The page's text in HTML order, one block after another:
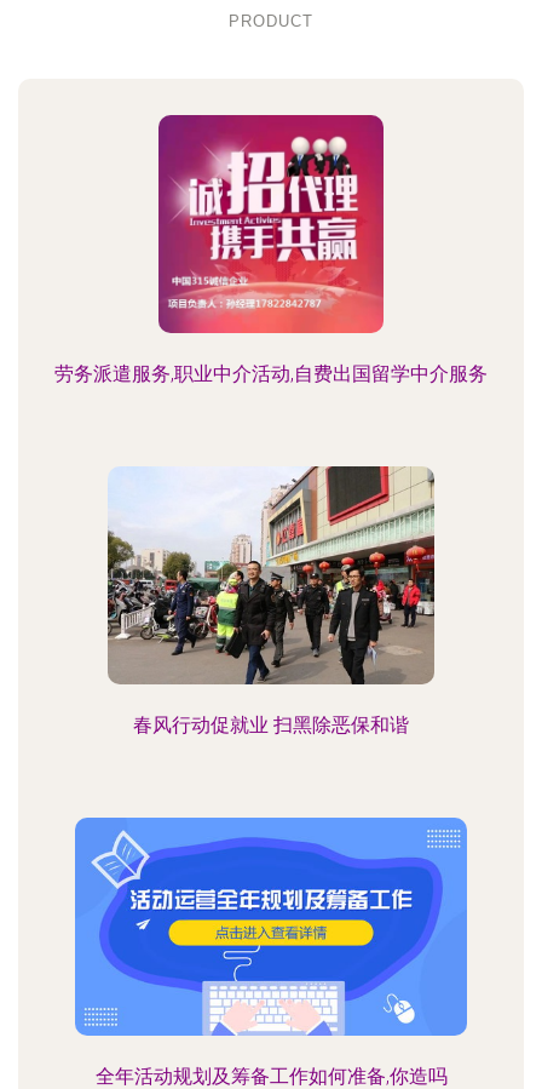
PRODUCT
劳务派遣服务,职业中介活动,自费出国留学中介服务
春风行动促就业 扫黑除恶保和谐
全年活动规划及筹备工作如何准备,你造吗